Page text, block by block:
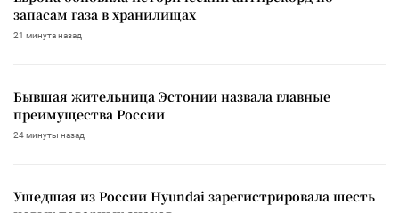
запасам газа в хранилищах
21 минута назад
Бывшая жительница Эстонии назвала главные
преимущества России
24 минуты назад
Ушедшая из России Hyundai зарегистрировала шесть